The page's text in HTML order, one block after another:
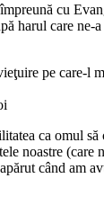
cu
harul care
pe care-l
ca omul
noastre
când am